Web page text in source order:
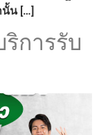
นั้น […]
การรับ